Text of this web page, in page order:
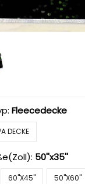
Fleecedecke
DECKE
50''x35''
60''X45'' 50''X60''